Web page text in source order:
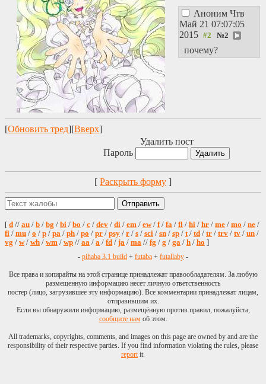
Аноним Чтв
Май 21 07:07:05
2015
№2
почему?
[Обновить тред][Вверх]
Удалить пост
Пароль
[ Раскрыть форму ]
[ d // au / b / bg / bi / bo / c / dev / di / em / ew/ f/ fa / fl / hi / hr / me / mo / ne /
fi / mu / o / p / pa / ph / po / pr / psy / r / s / sci / sn / sp / t/ td / tr / trv / tv / un /
vg / w/ wh / wm / wp // aa / a / fd / ja / ma // fg / g / ga / h / ho ]
- pihaba 3.1 build + futaba + futallaby -
Все права и копирайты на этой странице принадлежат правообладателям. За любую
размещенную информацию несет личную ответственность
постер (лицо, загрузившее эту информацию). Все комментарии принадлежат лицам,
отправившим их.
Если вы обнаружили информацию, размещённую против правил, пожалуйста,
сообщите намоб этом.
All trademarks, copyrights, comments, and images on this page are owned by and are the
responsibility of their respective parties. If you find information violating the rules, please
reportit.